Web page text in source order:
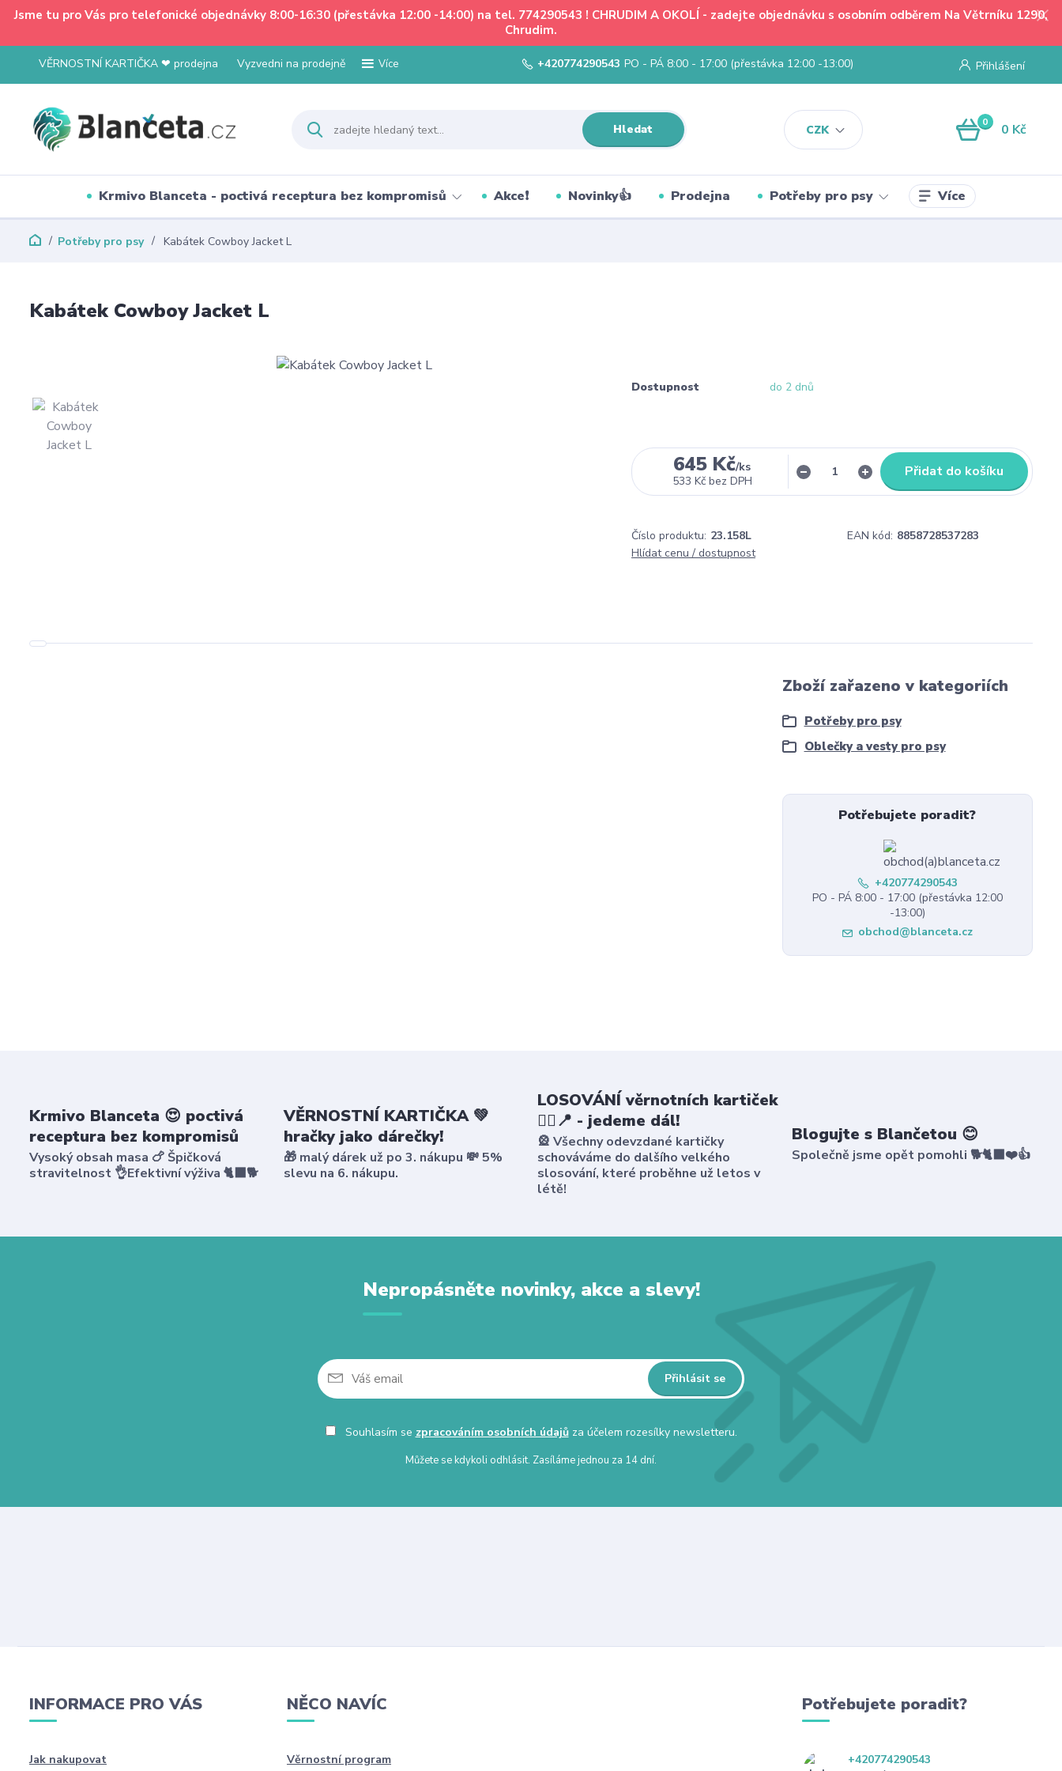
Jsme tu pro Vás pro telefonické objednávky 8:00-16:30 (přestávka 12:00 -14:00) na tel. 774290543 ! CHRUDIM A OKOLÍ - zadejte objednávku s osobním odběrem Na Větrníku 1290,
Chrudim.
VĚRNOSTNÍ KARTIČKA ❤ prodejna Vyzvedni na prodejně Více
CZK
Přihlášení
Hledat
+420774290543 PO - PÁ 8:00 - 17:00 (přestávka 12:00 -13:00)
0 0 Kč
Krmivo Blanceta - poctivá receptura bez kompromisů Akce❗ Novinky👍 Prodejna Potřeby pro psy Více
Potřeby pro psy Kabátek Cowboy Jacket L
Kabátek Cowboy Jacket L
Dostupnost do 2 dnů
645 Kč/ks
533 Kč bez DPH
Přidat do košíku
Číslo produktu: 23.158L EAN kód: 8858728537283
Hlídat cenu / dostupnost
Zboží zařazeno v kategoriích
Potřeby pro psy
Oblečky a vesty pro psy
Potřebujete poradit?
+420774290543
PO - PÁ 8:00 - 17:00 (přestávka 12:00
-13:00)
obchod@blanceta.cz
Krmivo Blanceta 😍 poctivá
receptura bez kompromisů
Vysoký obsah masa 🍗 Špičková
stravitelnost 👌Efektivní výživa 🐈‍⬛🐕
VĚRNOSTNÍ KARTIČKA 💚
hračky jako dárečky!
🎁 malý dárek už po 3. nákupu 💸 5%
slevu na 6. nákupu.
LOSOVÁNÍ věrnotních kartiček
🤸‍♀️📍 - jedeme dál!
🎡 Všechny odevzdané kartičky
schováváme do dalšího velkého
slosování, které proběhne už letos v
létě!
Blogujte s Blančetou 😊
Společně jsme opět pomohli 🐕🐈‍⬛❤️👍
Nepropásněte novinky, akce a slevy!
Přihlásit se
Souhlasím se zpracováním osobních údajůza účelem rozesílky newsletteru.
Můžete se kdykoli odhlásit. Zasíláme jednou za 14 dní.
INFORMACE PRO VÁS
Jak nakupovat
NĚCO NAVÍC
Věrnostní program
Potřebujete poradit?
+420774290543